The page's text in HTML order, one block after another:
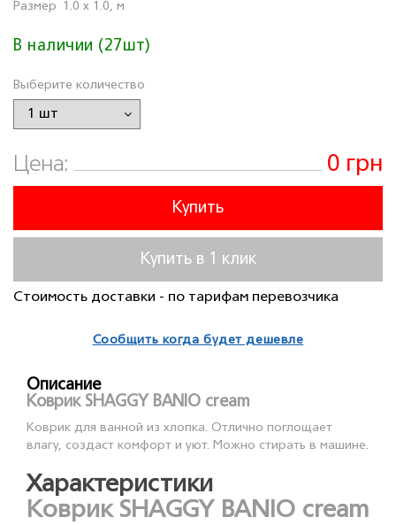
Размер 1.0 x 1.0, м
В наличии (27шт)
Выберите количество
Цена: 0 грн
Купить
Купить в 1 клик
Стоимость доставки - по тарифам перевозчика
Сообщить когда будет дешевле
Описание
Коврик SHAGGY BANIO cream
Коврик для ванной из хлопка. Отлично поглощает
влагу, создаст комфорт и уют. Можно стирать в машине.
Характеристики
Коврик SHAGGY BANIO cream